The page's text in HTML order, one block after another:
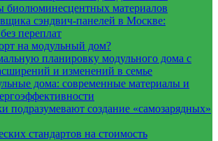
биолюминесцентных материалов
сэндвич-панелей в Москве:
переплат
на модульный дом?
планировку модульного дома с
и изменений в семье
дома: современные материалы и
подразумевают создание «самозарядных»
стандартов на стоимость